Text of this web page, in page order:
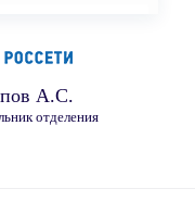
А.С.
отделения